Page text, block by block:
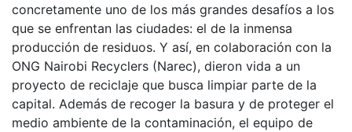
concretamente uno de los más grandes desafíos a los
que se enfrentan las ciudades: el de la inmensa
producción de residuos. Y así, en colaboración con la
ONG Nairobi Recyclers (Narec), dieron vida a un
proyecto de reciclaje que busca limpiar parte de la
capital. Además de recoger la basura y de proteger el
medio ambiente de la contaminación, el equipo de